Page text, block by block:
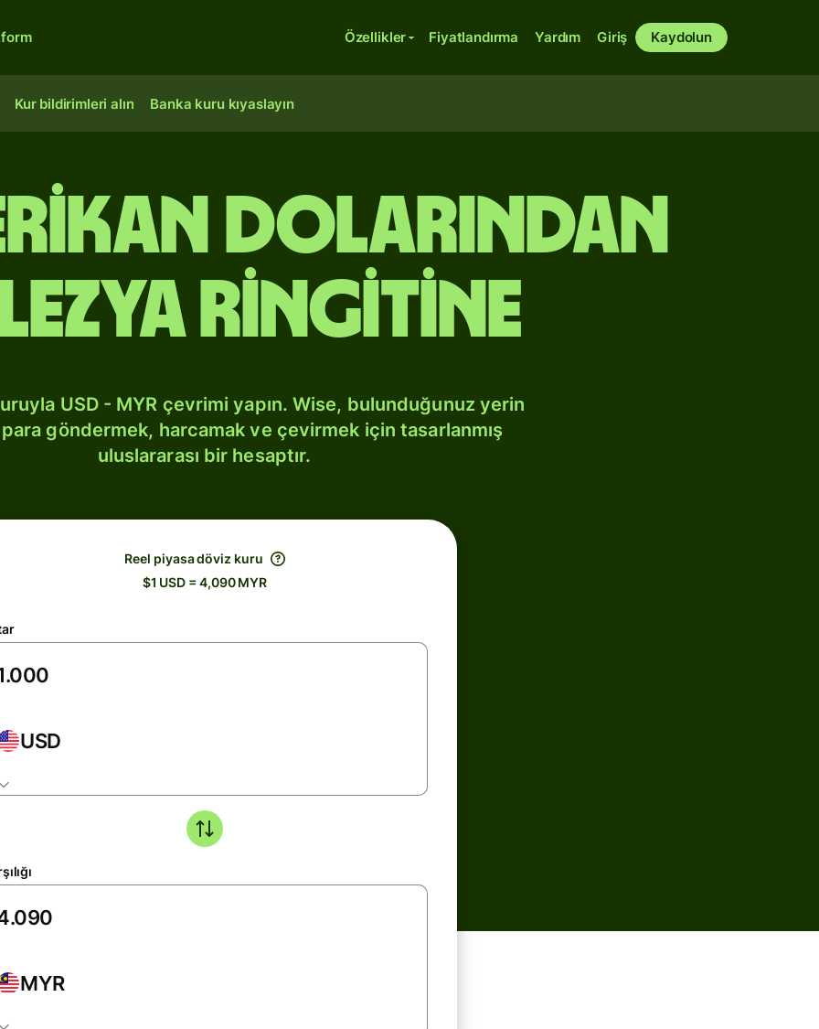
Özellikler Fiyatlandırma Yardım Giriş Kaydolun
Kur bildirimleri alın Banka kuru kıyaslayın
dolarından
ringitine
USD - MYR çevrimi yapın. Wise, bulunduğunuz yerin
göndermek, harcamak ve çevirmek için tasarlanmış
uluslararası bir hesaptır.
Reel piyasa döviz kuru
$1 USD = 4,090 MYR
USD
MYR